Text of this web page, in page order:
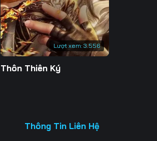
202 203
209 210
216 217
223
Lượt xem: 3.556
Thôn Thiên Ký
Thông Tin Liên Hệ